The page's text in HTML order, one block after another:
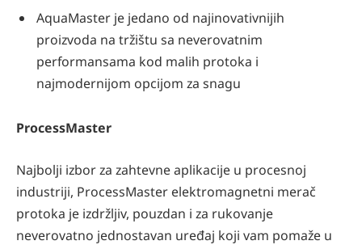
AquaMaster je jedano od najinovativnijih
proizvoda na tržištu sa neverovatnim
performansama kod malih protoka i
najmodernijom opcijom za snagu
ProcessMaster
Najbolji izbor za zahtevne aplikacije u procesnoj
industriji, ProcessMaster elektromagnetni merač
protoka je izdržljiv, pouzdan i za rukovanje
neverovatno jednostavan uređaj koji vam pomaže u